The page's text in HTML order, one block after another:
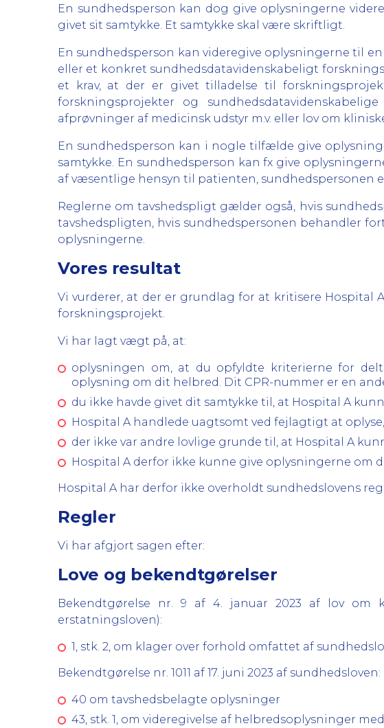
En sundhedsperson kan dog give oplysningerne
givet sit samtykke. Et samtykke skal være skriftligt.
En sundhedsperson kan videregive oplysningerne til
eller et konkret sundhedsdatavidenskabeligt
et krav, at der er givet tilladelse til
forskningsprojekter og
afprøvninger af medicinsk udstyr m.v. eller lov om
En sundhedsperson kan i nogle tilfælde give
samtykke. En sundhedsperson kan fx give
af væsentlige hensyn til patienten, sundhedspersonen
Reglerne om tavshedspligt gælder også, hvis
tavshedspligten, hvis sundhedspersonen behandler
oplysningerne.
Vores resultat
Vi vurderer, at der er grundlag for at kritisere
forskningsprojekt.
Vi har lagt vægt på, at:
oplysningen om, at du opfyldte kriterierne for
oplysning om dit helbred. Dit CPR-nummer er en
du ikke havde givet dit samtykke til, at Hospital A
Hospital A handlede uagtsomt ved fejlagtigt at
der ikke var andre lovlige grunde til, at Hospital A
Hospital A derfor ikke kunne give oplysningerne om
Hospital A har derfor ikke overholdt sundhedslovens
Regler
Vi har afgjort sagen efter:
Love og bekendtgørelser
Bekendtgørelse nr. 9 af 4. januar 2023 af lov om
erstatningsloven):
1, stk. 2, om klager over forhold omfattet af
Bekendtgørelse nr. 1011 af 17. juni 2023 af sundhedsloven:
40 om tavshedsbelagte oplysninger
43, stk. 1, om videregivelse af helbredsoplysninger